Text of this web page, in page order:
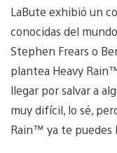
LaBute exhibió un
conocidas del
Stephen Frears o
plantea Heavy
llegar por salvar a
muy difícil, lo sé,
Rain™ ya te puedes